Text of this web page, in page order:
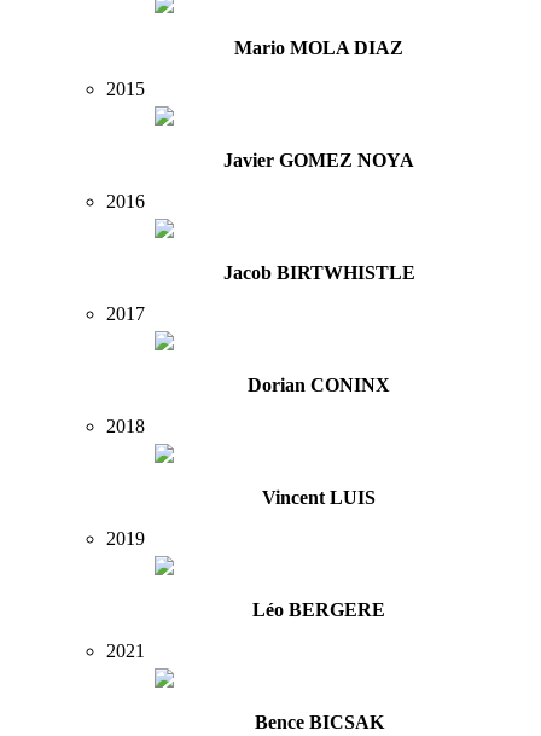
Mario MOLA DIAZ
2015
Javier GOMEZ NOYA
2016
Jacob BIRTWHISTLE
2017
Dorian CONINX
2018
Vincent LUIS
2019
Léo BERGERE
2021
Bence BICSAK